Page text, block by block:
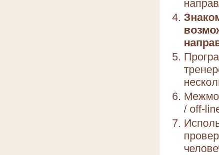
/ off-